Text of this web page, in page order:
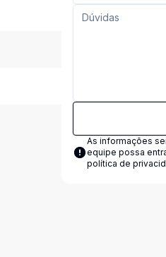
As informações
equipe possa
política de